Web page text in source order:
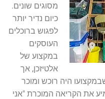
מסוגים שונים.
כיום נדיר יותר
לפגוש ברוכלים
העוסקים
במקצוע של
אלטיזכן, אך
היה רוכש ומוכר
את הקריאה המוכרת "אני